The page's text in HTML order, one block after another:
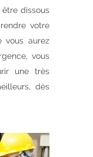
dissous
votre
vous aurez
vous
une très
dès